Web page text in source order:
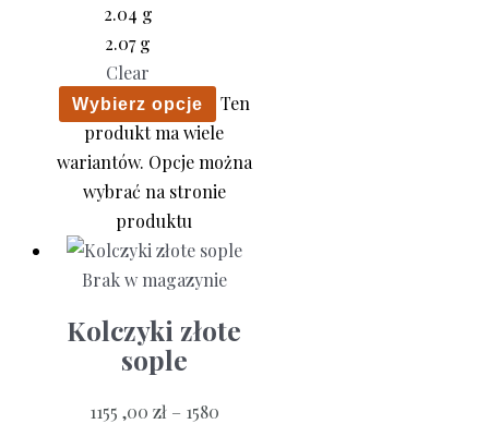
2.04 g
2.07 g
Clear
Wybierz opcje
Ten
produkt ma wiele
wariantów. Opcje można
wybrać na stronie
produktu
Brak w magazynie
Kolczyki złote
sople
1155 ,00 zł – 1580